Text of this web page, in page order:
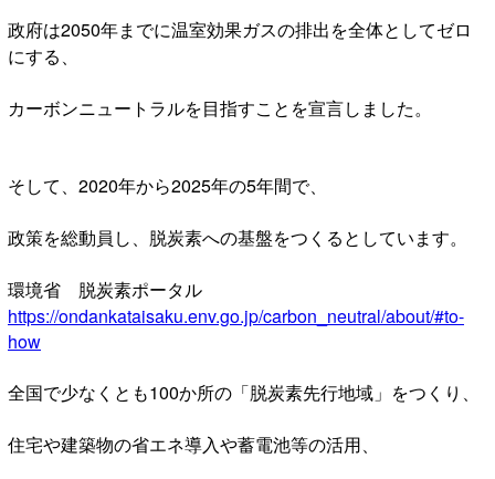
政府は2050年までに温室効果ガスの排出を全体としてゼロ
にする、
カーボンニュートラルを目指すことを宣言しました。
そして、2020年から2025年の5年間で、
政策を総動員し、脱炭素への基盤をつくるとしています。
環境省 脱炭素ポータル
https://ondankataisaku.env.go.jp/carbon_neutral/about/#to-
how
全国で少なくとも100か所の「脱炭素先行地域」をつくり、
住宅や建築物の省エネ導入や蓄電池等の活用、